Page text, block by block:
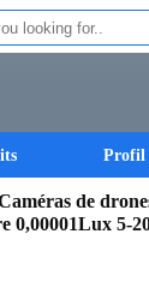
Profil
de
0,00001Lux 5-